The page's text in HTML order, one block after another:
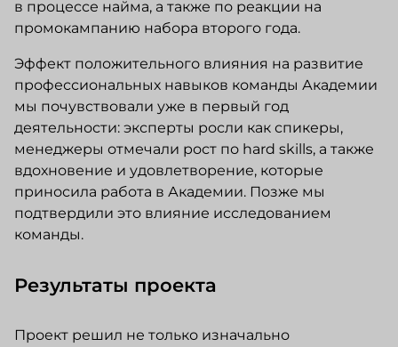
в процессе найма, а также по реакции на
промокампанию набора второго года.
Эффект положительного влияния на развитие
профессиональных навыков команды Академии
мы почувствовали уже в первый год
деятельности: эксперты росли как спикеры,
менеджеры отмечали рост по hard skills, а также
вдохновение и удовлетворение, которые
приносила работа в Академии. Позже мы
подтвердили это влияние исследованием
команды.
Результаты проекта
Проект решил не только изначально